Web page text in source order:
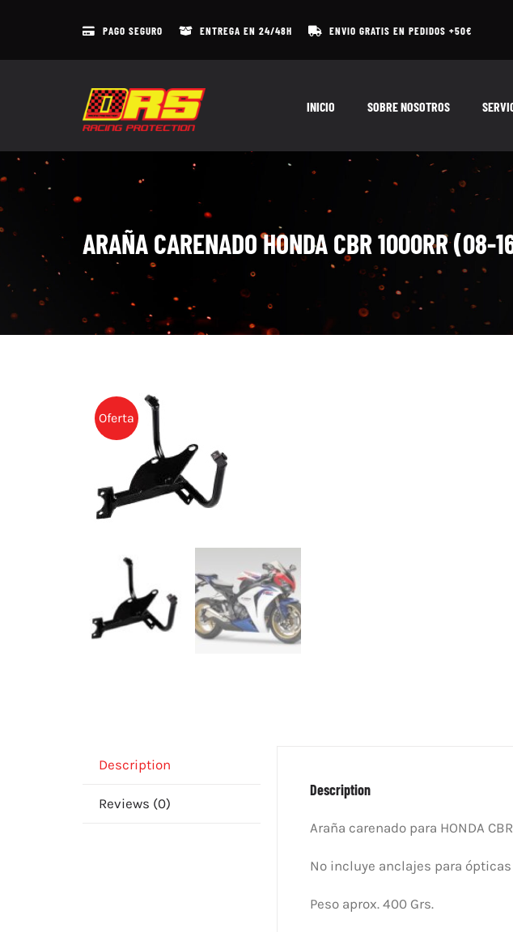
PAGO SEGURO ENTREGA EN 24/48H ENVIO GRATIS EN PEDIDOS +50€
INICIO SOBRE NOSOTROS
ARAÑA CARENADO HONDA CBR 1000RR (08-
Oferta
Description
Reviews (0)
Description
Araña carenado para HONDA
No incluye anclajes para
Peso aprox. 400 Grs.